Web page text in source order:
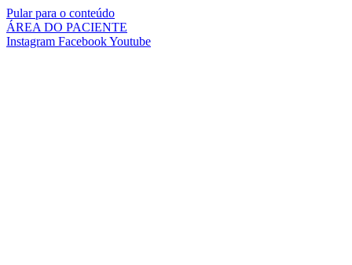
Pular para o conteúdo
ÁREA DO PACIENTE
Instagram FacebookYoutube